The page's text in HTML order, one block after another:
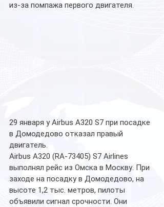
из-за помпажа первого двигателя.
29 января у Airbus A320 S7 при посадке
в Домодедово отказал правый
двигатель.
Airbus A320 (RA-73405) S7 Airlines
выполнял рейс из Омска в Москву. При
заходе на посадку в Домодедово, на
высоте 1,2 тыс. метров, пилоты
объявили сигнал срочности. Они